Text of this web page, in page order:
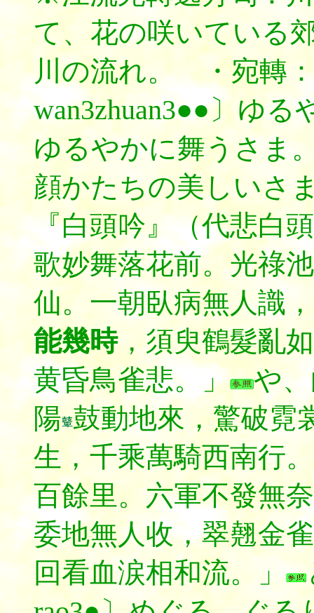
て、花の咲いている
川の流れ。 ・宛轉
wan3zhuan3●●〕ゆ
ゆるやかに舞うさま
顔かたちの美しいさ
『白頭吟』（代悲白
歌妙舞落花前。光祿
仙。一朝臥病無人識
能幾時，須臾鶴髮亂
黄昏鳥雀悲。」
や
陽 鼓動地來，驚破霓
生，千乘萬騎西南行
百餘里。六軍不發無
委地無人收，翠翹金
回看血涙相和流。」